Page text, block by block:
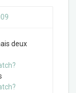
deux